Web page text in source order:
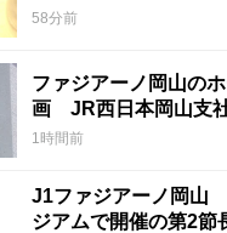
58分前
ファジアーノ岡山の
画 JR西日本岡山支
1時間前
J1ファジアーノ岡山
ジアムで開催の第2